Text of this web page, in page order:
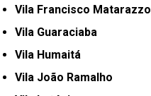
Vila Francisco Matarazzo
Vila Guaraciaba
Vila Humaitá
Vila João Ramalho